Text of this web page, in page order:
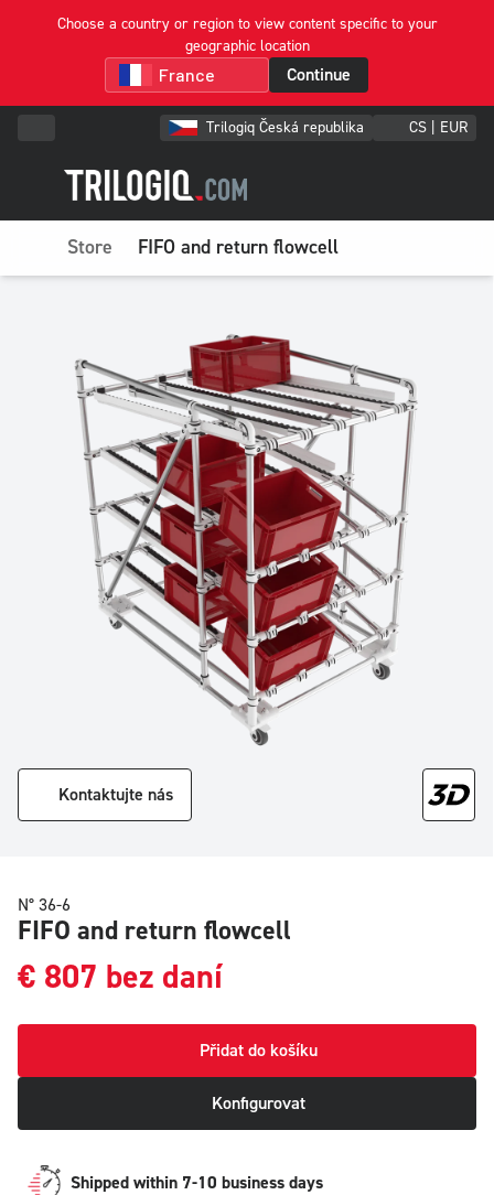
Choose a country or region to view content specific to your
geographic location
Continue
Trilogiq Česká republika CS | EUR
Store FIFO and return flowcell
Kontaktujte nás
N° 36-6
FIFO and return flowcell
€ 807 bez daní
Přidat do košíku
Konfigurovat
Shipped within 7-10 business days